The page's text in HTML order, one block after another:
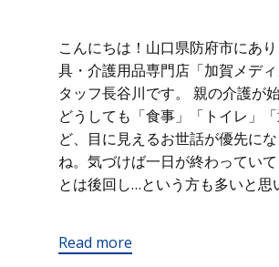
こんにちは！山口県防府市にあ
具・介護用品専門店「加賀メデ
タッフ長谷川です。 親の介護が始
どうしても「食事」「トイレ」
ど、目に見えるお世話が優先に
ね。気づけば一日が終わってい
とは後回し…という方も多いと思
Read more